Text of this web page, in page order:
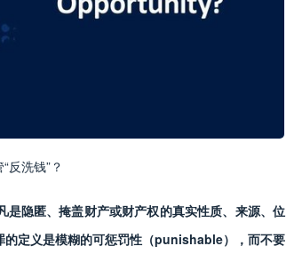
反洗钱”？
是隐匿、掩盖财产或财产权的真实性质、来源、位
的定义是模糊的可惩罚性（punishable），而不要